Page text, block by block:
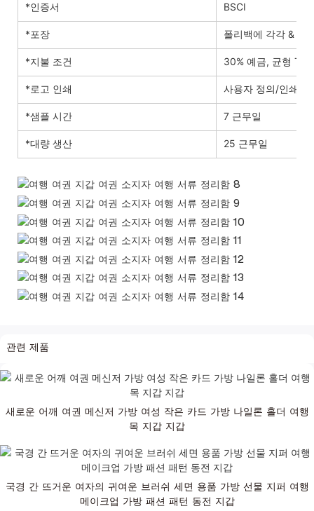
*인증서 BSCI
*포장 폴리백에 각각 & 맞
*지불 조건 30% 예금, 균형 T/
*로고 인쇄 사용자 정의/인쇄/
*샘플 시간 7 근무일
*대량 생산 25 근무일
관련 제품
새로운 어깨 여권 메신저 가방 여성 작은 카드 가방 나일론 홀더 여행
목 지갑 지갑
국경 간 뜨거운 여자의 귀여운 브러쉬 세면 용품 가방 선물 지퍼 여행
메이크업 가방 패션 패턴 동전 지갑